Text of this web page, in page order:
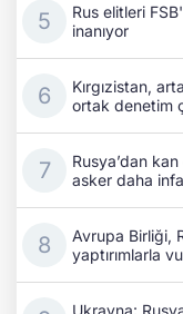
Rus elitleri
inanıyor
Kırgızistan,
ortak denetim
Rusya’dan
asker daha
Avrupa Birliği,
yaptırımlarla